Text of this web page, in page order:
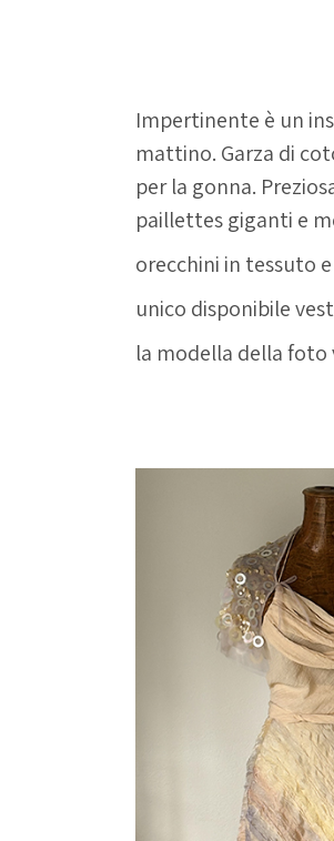
Impertinente è un
mattino. Garza di
per la gonna.
paillettes giganti e
orecchini in tessuto
unico disponibile
la modella della foto